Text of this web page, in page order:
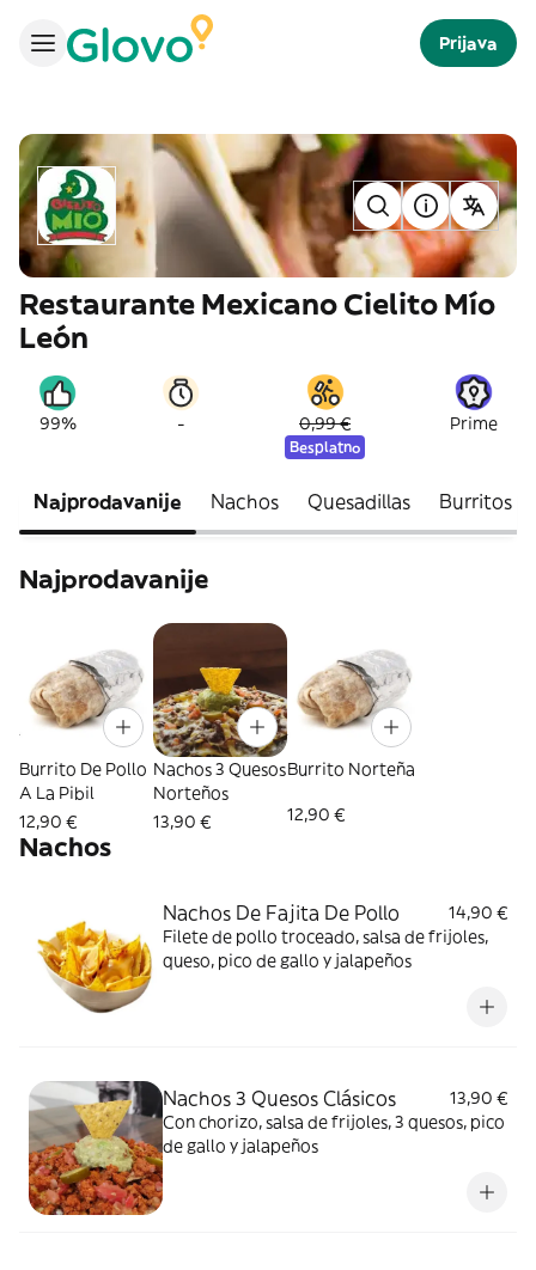
Prijava
Restaurante Mexicano Cielito Mío
León
99% - 0,99 €
Besplatno
Prime
Najprodavanije Nachos Quesadillas Burritos
Najprodavanije
Burrito De Pollo
A La Pibil
12,90 €
Nachos 3 Quesos
Norteños
13,90 €
Burrito Norteña
12,90 €
Nachos
Nachos De Fajita De Pollo
14,90 €
Filete de pollo troceado, salsa de frijoles,
queso, pico de gallo y jalapeños
Nachos 3 Quesos Clásicos
13,90 €
Con chorizo, salsa de frijoles, 3 quesos, pico
de gallo y jalapeños